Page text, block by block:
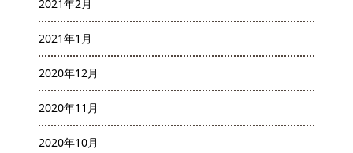
2021年2月
2021年1月
2020年12月
2020年11月
2020年10月